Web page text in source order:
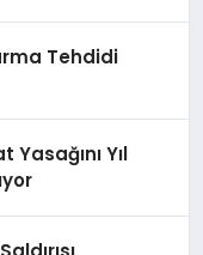
Tehdidi
Yıl